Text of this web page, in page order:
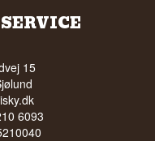
15
6093